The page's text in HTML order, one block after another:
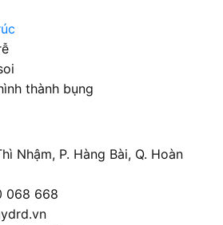
thành bụng
Nhậm, P. Hàng Bài, Q. Hoàn
068 668